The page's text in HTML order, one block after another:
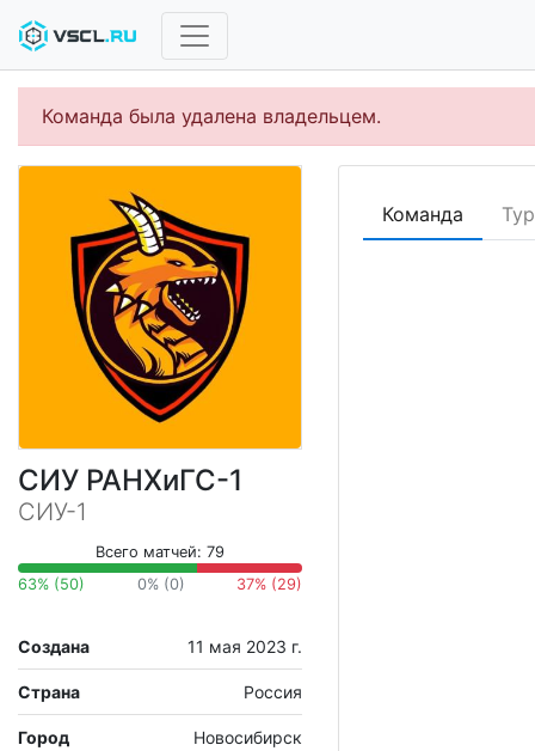
Команда была удалена владельцем.
СИУ РАНХиГС-1
СИУ-1
Всего матчей: 79
63% (50)
0% (0) 37% (29)
Создана 11 мая 2023 г.
Страна Россия
Город Новосибирск
Команда